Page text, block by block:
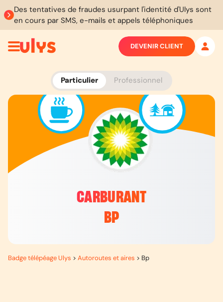
Des tentatives de fraudes usurpant l'identité d'Ulys sont
en cours par SMS, e-mails et appels téléphoniques
Particulier Professionnel
DEVENIR CLIENT
CARBURANT
BP
Badge télépéage Ulys > Autoroutes et aires > Bp